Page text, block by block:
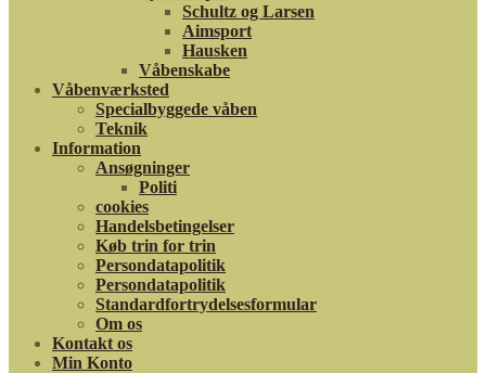
Schultz og Larsen
Aimsport
Hausken
Våbenskabe
Våbenværksted
Specialbyggede våben
Teknik
Information
Ansøgninger
Politi
cookies
Handelsbetingelser
Køb trin for trin
Persondatapolitik
Persondatapolitik
Standardfortrydelsesformular
Om os
Kontakt os
Min Konto